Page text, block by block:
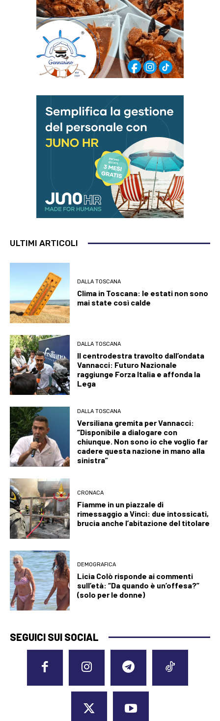
ULTIMI ARTICOLI
DALLA TOSCANA
Clima in Toscana: le estati non sono
mai state così calde
DALLA TOSCANA
Il centrodestra travolto dall’ondata
Vannacci: Futuro Nazionale
raggiunge Forza Italia e affonda la
Lega
DALLA TOSCANA
Versiliana gremita per Vannacci:
“Disponibile a dialogare con
chiunque. Non sono io che voglio far
cadere questa nazione in mano alla
sinistra”
CRONACA
Fiamme in un piazzale di
rimessaggio a Vinci: due intossicati,
brucia anche l’abitazione del titolare
DEMOGRAFICA
Licia Colò risponde ai commenti
sull’età: “Da quando è un’offesa?”
(solo per le donne)
SEGUICI SUI SOCIAL